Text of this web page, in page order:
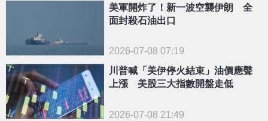
美軍開炸了！新一波空襲伊朗 全
面封殺石油出口
2026-07-08 07:19
川普喊「美伊停火結束」油價應聲
上漲 美股三大指數開盤走低
2026-07-08 21:49